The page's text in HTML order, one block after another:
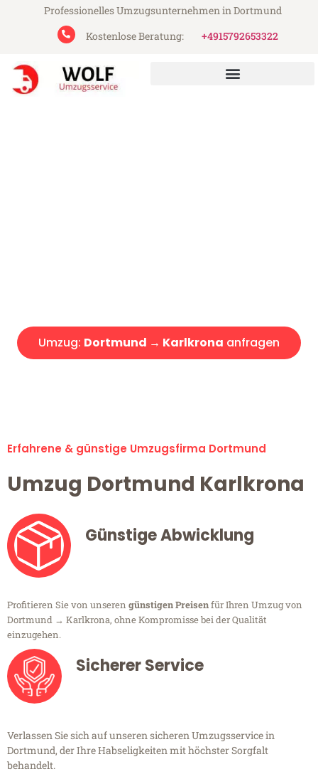
Professionelles Umzugsunternehmen in Dortmund
Kostenlose Beratung:
+4915792653322
Umzug: Dortmund → Karlkrona anfragen
Erfahrene & günstige Umzugsfirma Dortmund
Umzug Dortmund Karlkrona
Günstige Abwicklung
Profitieren Sie von unseren günstigen Preisenfür Ihren Umzug von
Dortmund → Karlkrona, ohne Kompromisse bei der Qualität
einzugehen.
Sicherer Service
Verlassen Sie sich auf unseren sicheren Umzugsservice in
Dortmund, der Ihre Habseligkeiten mit höchster Sorgfalt
behandelt.